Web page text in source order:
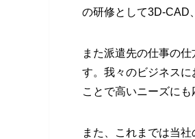
の研修として3D-CAD
また派遣先の仕事の
す。我々のビジネス
ことで高いニーズにも
また、これまでは当